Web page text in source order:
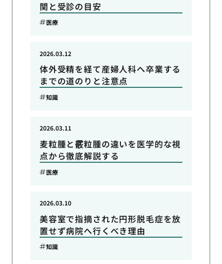
関と受診の目安
医療
体外受精を経て産婦人科へ卒業する
までの道のりと注意点
2026.03.12
知識
麦粒腫と霰粒腫の違いを医学的な視
点から徹底解説する
2026.03.11
医療
美容室で指摘された円形脱毛症を放
置せず病院へ行くべき理由
2026.03.10
知識